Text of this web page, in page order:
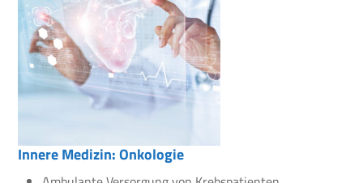
Innere Medizin: Onkologie